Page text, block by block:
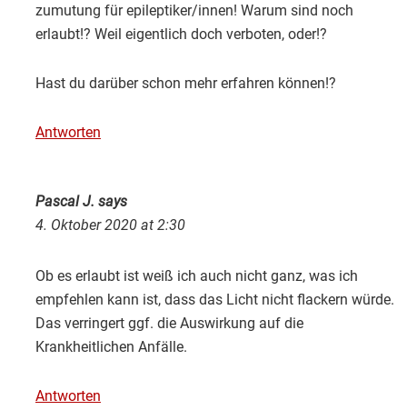
zumutung für epileptiker/innen! Warum sind noch
erlaubt!? Weil eigentlich doch verboten, oder!?
Hast du darüber schon mehr erfahren können!?
Antworten
Pascal J. says
4. Oktober 2020 at 2:30
Ob es erlaubt ist weiß ich auch nicht ganz, was ich
empfehlen kann ist, dass das Licht nicht flackern würde.
Das verringert ggf. die Auswirkung auf die
Krankheitlichen Anfälle.
Antworten